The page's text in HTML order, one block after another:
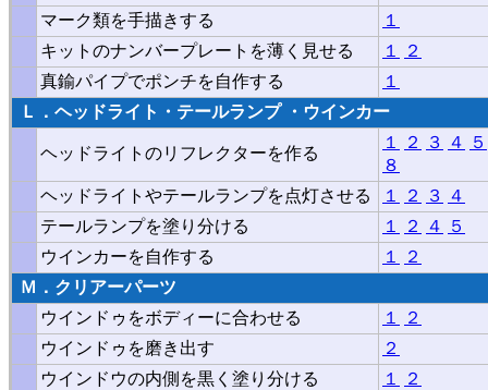
マーク類を手描きする
１
キットのナンバープレートを薄く見せる
１
２
真鍮パイプでポンチを自作する
１
Ｌ．ヘッドライト・テールランプ
・ウインカー
ヘッドライトのリフレクターを作る
１ ２ ３ ４
５
８
ヘッドライトやテールランプを点灯させる
１ ２ ３
４
テールランプを塗り分ける
１ ２ ４
５
ウインカーを自作する
１
２
Ｍ．クリアーパーツ
ウインドゥをボディーに合わせる
１
２
ウインドゥを磨き出す
２
ウインドウの内側を黒く塗り分ける
１ ２